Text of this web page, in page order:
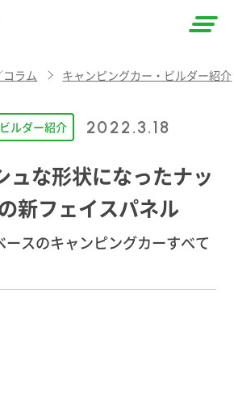
ラム キャンピングカー・ビルダー紹介
ルダー紹介 2022.3.18
ュな形状になったナッ
新フェイスパネル
ースのキャンピングカーすべて